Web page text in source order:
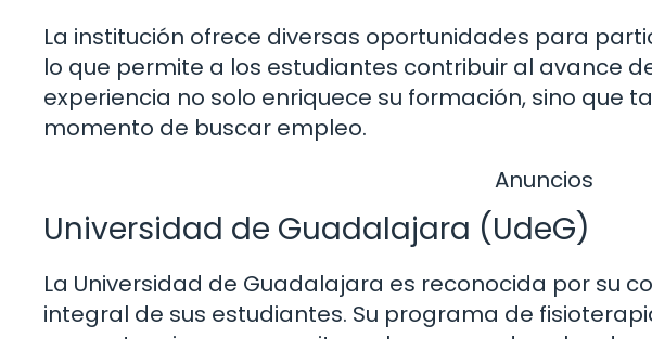
La institución ofrece diversas oportunidades para
lo que permite a los estudiantes contribuir al avance
experiencia no solo enriquece su formación, sino que
momento de buscar empleo.
Anuncios
Universidad de Guadalajara (UdeG)
La Universidad de Guadalajara es reconocida por su
integral de sus estudiantes. Su programa de